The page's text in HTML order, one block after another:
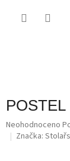
Průměrné
hodnocení
Neohodnoceno
Značka: